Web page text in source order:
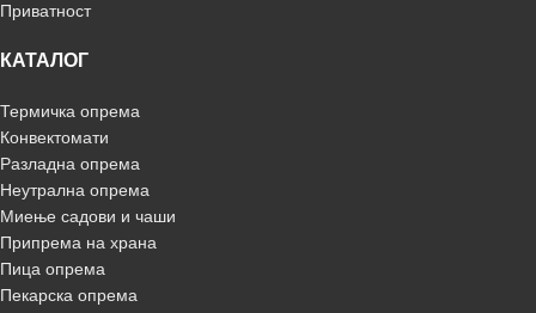
Приватност
КАТАЛОГ
Термичка опрема
Конвектомати
Разладна опрема
Неутрална опрема
Миење садови и чаши
Припрема на храна
Пица опрема
Пекарска опрема